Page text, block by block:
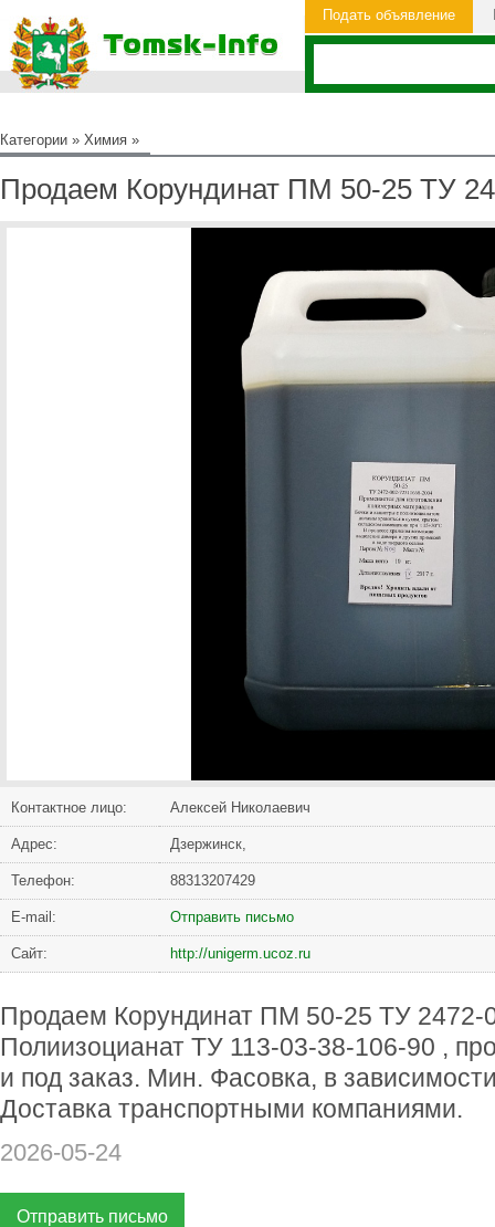
Подать объявление
Категории » Химия »
Продаем Корундинат ПМ 50-25 ТУ
Контактное лицо: Алексей Николаевич
Адрес: Дзержинск,
Телефон: 88313207429
Е-mail: Отправить письмо
Сайт: http://unigerm.ucoz.ru
Продаем Корундинат ПМ 50-25 ТУ 2472-
Полиизоцианат ТУ 113-03-38-106-90 ,
и под заказ. Мин. Фасовка, в
Доставка транспортными компаниями.
2026-05-24
Отправить письмо